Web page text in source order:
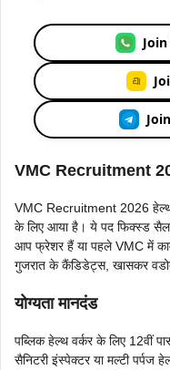
VMC Recruitment
VMC Recruitment 2026 हेल्थ
के लिए आया है। ये पद फिक्स्ड
आप फ्रेशर हैं या पहले VMC में
गुजरात के कैंडिडेट्स, खासकर
योग्यता मानदंड
पब्लिक हेल्थ वर्कर के लिए 12वीं
सैनिटरी इंस्पेक्टर या मल्टी पर्पज